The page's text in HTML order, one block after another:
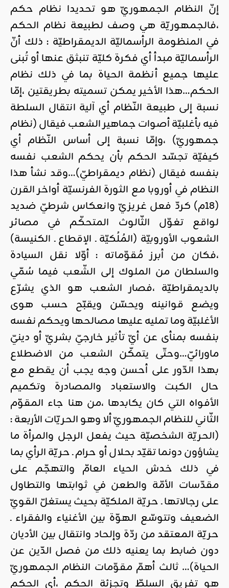
إنّ النظام الجمهوريّ هو تحديدا نظام حكم
،فالجمهوريّة هي وصف لطبيعة نظام الحكم
في المنظومة الرأسماليّة الديمقراطيّة : ذلك أنّ
الرأسماليّة مبدأ أي فكرة كليّة تنبثق عنها أو تُبنى
عليها جميع أنظمة الحياة بما في ذلك نظام
الحكم…هذا الأخير يمكن تسميته بطريقتين ،إمّا
نسبة إلى طبيعة النّظام أي آلية انتقال السلطة
فيه بأغلبيّة أصوات جماهير الشعب فيقال (نظام
جمهوريّ) ،وإمّا نسبة إلى أساس النّظام أي
كيفيّة تجسّد الحكم بأن يحكم الشعب نفسه
بنفسه فيقال (نظام ديمقراطيّ)…وقد نشأ هذا
النظام في أوروبا مع الثورة الفرنسيّة أواخر القرن
(18م) كردّ فعل غريزيّ وانعكاس شرطيّ ضديد
لواقع تغوّل الثّالوث المتحكّم في مصائر
الشعوب الأوروبيّة (المُلُكيّة ـ الإقطاع ـ الكنيسة)
،فكان من أبرز مُقوّماته : أوّلا نقل السيادة
والسلطان من الملوك إلى الشّعب فيما سُمّي
بالديمقراطيّة ،فصار الشعب هو الذي يشرّع
ويضع قوانينه ويحسّن ويقبّح حسب هوى
الأغلبيّة وما تمليه عليها مصالحها ويحكم نفسه
بنفسه بمنأى عن أيّ تأثير خارجيّ بشريّ أو دينيّ
ماورائيّ…وحتّى يتمكّن الشعب من الاضطلاع
بهذا الدّور على أحسن وجه يجب أن يقطع مع
حال الكبت والاستعباد والمصادرة وتكميم
الأفواه التي كان يكابدها ،من هنا جاء المقوّم
الثّاني للنظام الجمهوريّ ألا وهو الحريّات الأربعة :
(الحريّة الشخصيّة حيث يفعل الرجل والمرأة ما
يشاؤون دونما تقيّد بحلال أو حرام ـ حريّة الرأي بما
في ذلك خدش الحياء العامّ والتهجّم على
مقدّسات الأمّة والطعن في ثوابتها والتطاول
على رجالاتها ـ حريّة الملكيّة بحيث يستغلّ القويّ
الضعيف وتتوسّع الهوّة بين الأغنياء والفقراء ـ
حريّة المعتقد من ردّة وإلحاد وانتقال بين الأديان
دون ضابط بما يعنيه ذلك من فصل الدّين عن
الحياة)… ثالث أهمّ مقوّمات النظام الجمهوريّ
هو تفريق السلطّ وتجزئة الحكم ،أي الحكم